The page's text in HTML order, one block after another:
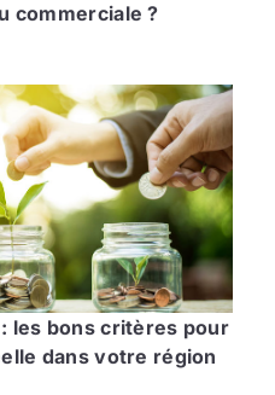
commerciale ?
les bons critères pour
dans votre région